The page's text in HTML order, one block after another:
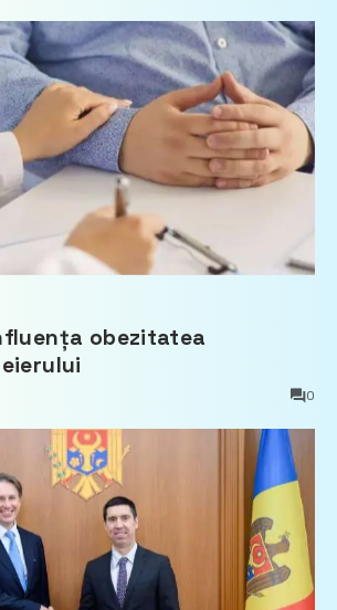
obezitatea
0